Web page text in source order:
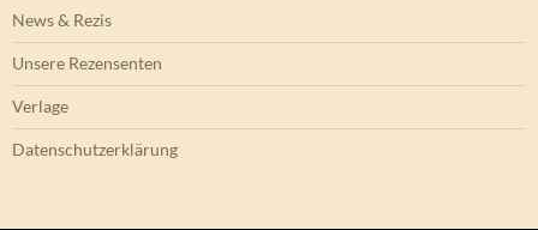
News & Rezis
Unsere Rezensenten
Verlage
Datenschutzerklärung